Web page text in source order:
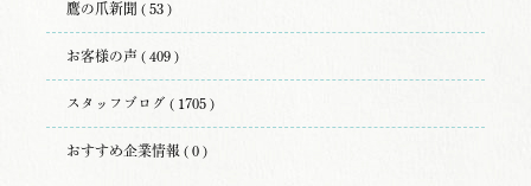
鷹の爪新聞 ( 53 )
お客様の声 ( 409 )
スタッフブログ ( 1705 )
おすすめ企業情報 ( 0 )